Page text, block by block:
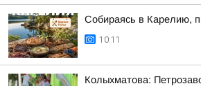
Собираясь в Карелию,
10:11
Колыхматова: